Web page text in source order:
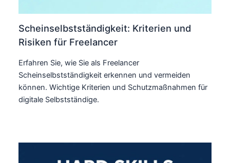
Scheinselbstständigkeit: Kriterien und
Risiken für Freelancer
Erfahren Sie, wie Sie als Freelancer
Scheinselbstständigkeit erkennen und vermeiden
können. Wichtige Kriterien und Schutzmaßnahmen für
digitale Selbstständige.